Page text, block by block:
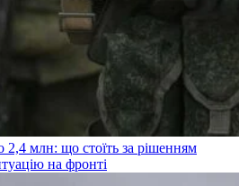
млн: що стоїть за рішенням
на фронті